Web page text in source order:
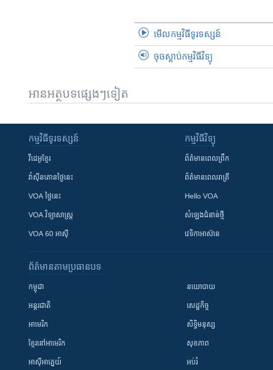
មើល​កម្មវិធី​ទូរទស្សន៍
ចុចស្តាប់កម្មវិធីវិទ្យុ
អានអត្ថបទផ្សេងៗទៀត
កម្មវិធី​ទូរទស្សន៍
វីដេអូ​ខ្មែរ
វ៉ាស៊ីនតោន​ថ្ងៃ​នេះ
VOA ថ្ងៃនេះ
VOA ​វិទ្យាសាស្ត្រ
VOA 60 អាស៊ី
កម្មវិធី​វិទ្យុ
ព័ត៌មាន​ពេល​ព្រឹក
ព័ត៌មាន​​ពេល​រាត្រី
Hello VOA
សំឡេង​ជំនាន់​ថ្មី
វេទិកា​អាស៊ាន
ព័ត៌មាន​តាមប្រធានបទ​
កម្ពុជា
អន្តរជាតិ
អាមេរិក
ខ្មែរ​នៅអាមេរិក
អាស៊ីអាគ្នេយ៍
នយោបាយ
សេដ្ឋកិច្ច
សិទ្ធិមនុស្ស
សុខភាព
អប់រំ